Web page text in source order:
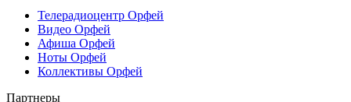
Телерадиоцентр Орфей
Видео Орфей
Афиша Орфей
Ноты Орфей
Коллективы Орфей
Партнеры